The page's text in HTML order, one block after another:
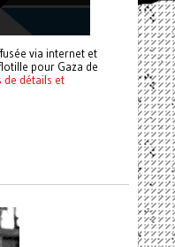
via internet et
pour Gaza de
de détails et